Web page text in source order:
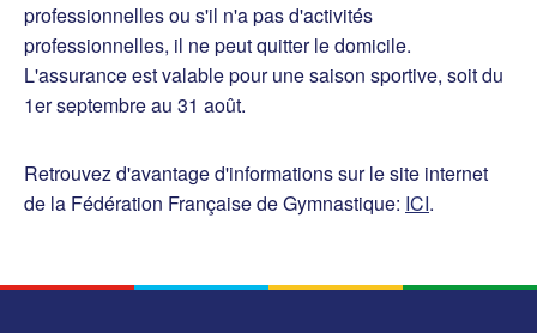
professionnelles ou s'il n'a pas d'activités
professionnelles, il ne peut quitter le domicile.
L'assurance est valable pour une saison sportive, soit du
1er septembre au 31 août.
Retrouvez d'avantage d'informations sur le site internet
de la Fédération Française de Gymnastique: ICI.